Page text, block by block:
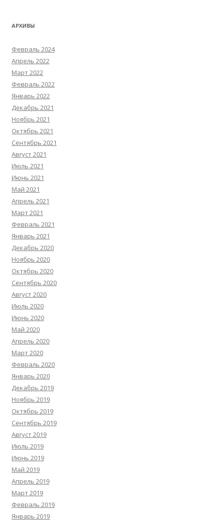
АРХИВЫ
Февраль 2024
Апрель 2022
Март 2022
Февраль 2022
Январь 2022
Декабрь 2021
Ноябрь 2021
Октябрь 2021
Сентябрь 2021
Август 2021
Июль 2021
Июнь 2021
Май 2021
Апрель 2021
Март 2021
Февраль 2021
Январь 2021
Декабрь 2020
Ноябрь 2020
Октябрь 2020
Сентябрь 2020
Август 2020
Июль 2020
Июнь 2020
Май 2020
Апрель 2020
Март 2020
Февраль 2020
Январь 2020
Декабрь 2019
Ноябрь 2019
Октябрь 2019
Сентябрь 2019
Август 2019
Июль 2019
Июнь 2019
Май 2019
Апрель 2019
Март 2019
Февраль 2019
Январь 2019